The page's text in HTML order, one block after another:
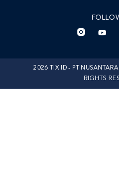
2026 TIX ID - PT
RIGHTS